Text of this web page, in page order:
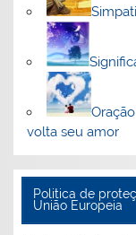
volta seu amor
Politica de
União Europeia